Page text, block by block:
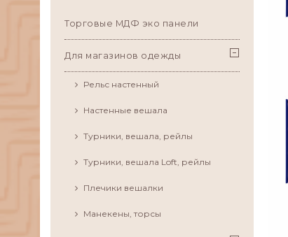
Торговые МДФ эко панели
Для магазинов одежды
Рельс настенный
Настенные вешала
Турники, вешала, рейлы
Турники, вешала Loft, рейлы
Плечики вешалки
Манекены, торсы